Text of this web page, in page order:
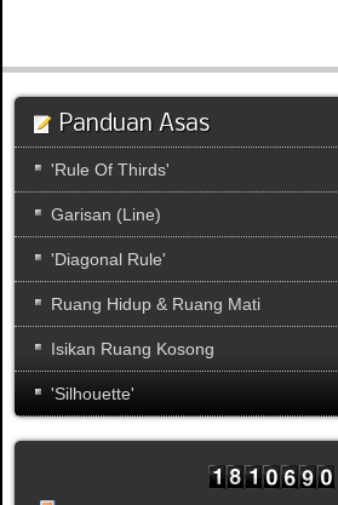
Panduan Asas
'Rule Of Thirds'
Garisan (Line)
'Diagonal Rule'
Ruang Hidup & Ruang Mati
Isikan Ruang Kosong
'Silhouette'